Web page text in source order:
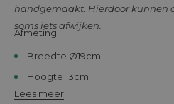
handgemaakt. Hierdoor kunnen
soms iets afwijken.
Afmeting:
Breedte Ø19cm
Hoogte 13cm
Lees meer